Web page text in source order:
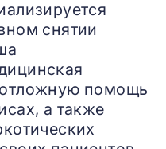
снятии
помощь
а также